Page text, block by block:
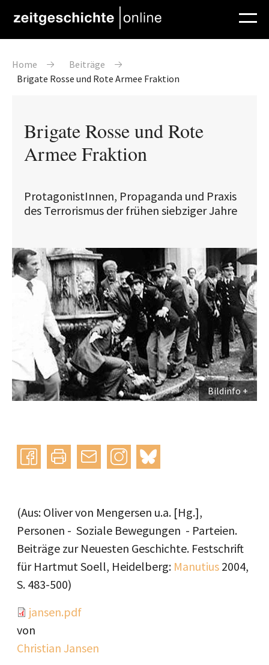
Pfadnavigation
Home
Beiträge
Brigate Rosse und Rote Armee Fraktion
Brigate Rosse und Rote
Armee Fraktion
ProtagonistInnen, Propaganda und Praxis
des Terrorismus der frühen siebziger Jahre
Bildinfo
Instagram
bluesky
(Aus: Oliver von Mengersen u.a. [Hg.],
Personen - ­ Soziale Bewegungen ­ - Parteien.
Beiträge zur Neuesten Geschichte. Festschrift
für Hartmut Soell, Heidelberg: Manutius 2004,
S. 483-500)
Document
jansen.pdf
von
Christian Jansen